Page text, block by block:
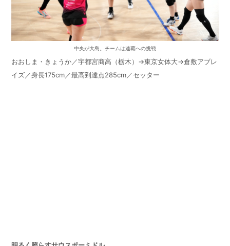
中央が大島。チームは連覇への挑戦
おおしま・きょうか／宇都宮商高（栃木）→東京女体大→倉敷アブレ
イズ／身長175cm／最高到達点285cm／セッター